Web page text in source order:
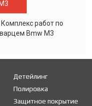
Комплекс работ по
Bmw M3
Детейлинг
Полировка
Защитное покрытие